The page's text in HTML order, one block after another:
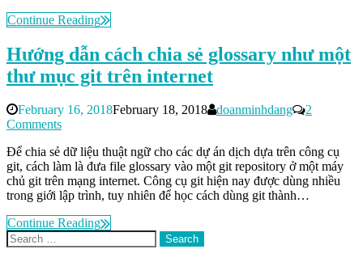
Continue Reading
Hướng dẫn cách chia sẻ glossary như một
thư mục git trên internet
February 16, 2018February 18, 2018 doanminhdang
2
Comments
Để chia sẻ dữ liệu thuật ngữ cho các dự án dịch dựa trên công cụ
git, cách làm là đưa file glossary vào một git repository ở một máy
chủ git trên mạng internet. Công cụ git hiện nay được dùng nhiều
trong giới lập trình, tuy nhiên để học cách dùng git thành…
Continue Reading
Search
for: